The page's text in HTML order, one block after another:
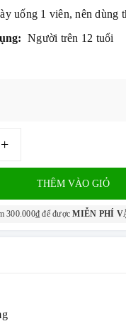
uống 1 viên, nên dùng
Người trên 12 tuổi
+
THÊM VÀO GIỎ
300.000₫ để đượcMIỄN PHÍ